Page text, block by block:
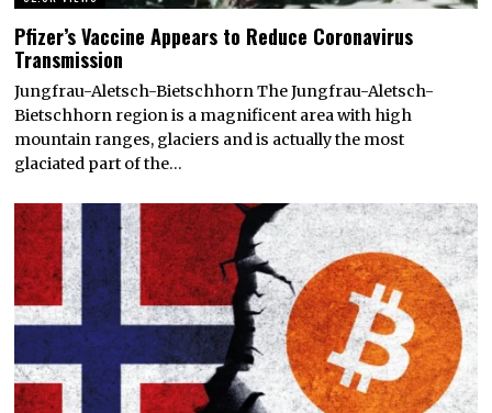
Pfizer’s Vaccine Appears to Reduce Coronavirus
Transmission
Jungfrau-Aletsch-Bietschhorn The Jungfrau-Aletsch-
Bietschhorn region is a magnificent area with high
mountain ranges, glaciers and is actually the most
glaciated part of the…